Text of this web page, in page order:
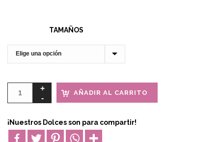
TAMAÑOS
AÑADIR AL CARRITO
¡Nuestros Dolces son para compartir!